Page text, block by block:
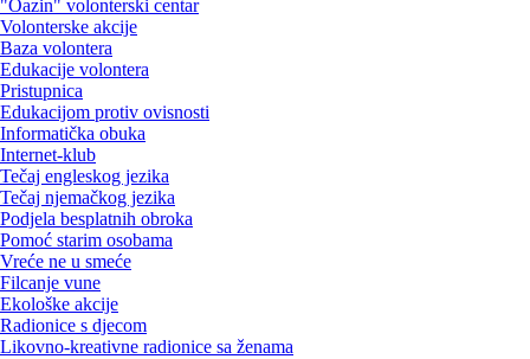
"Oazin" volonterski centar
Volonterske akcije
Baza volontera
Edukacije volontera
Pristupnica
Edukacijom protiv ovisnosti
Informatička obuka
Internet-klub
Tečaj engleskog jezika
Tečaj njemačkog jezika
Podjela besplatnih obroka
Pomoć starim osobama
Vreće ne u smeće
Filcanje vune
Ekološke akcije
Radionice s djecom
Likovno-kreativne radionice sa ženama